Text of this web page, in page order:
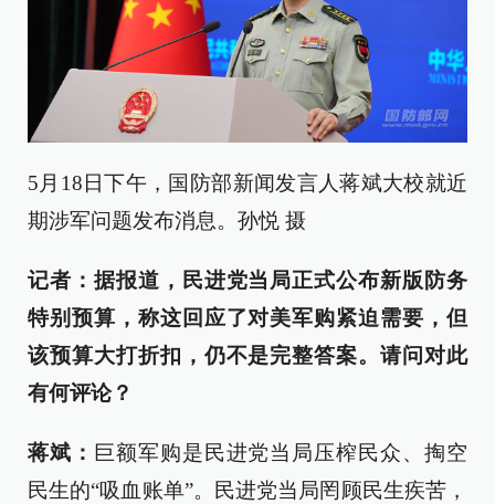
5月18日下午，国防部新闻发言人蒋斌大校就近
期涉军问题发布消息。孙悦 摄
记者：据报道，民进党当局正式公布新版防务
特别预算，称这回应了对美军购紧迫需要，但
该预算大打折扣，仍不是完整答案。请问对此
有何评论？
蒋斌： 巨额军购是民进党当局压榨民众、掏空
民生的“吸血账单”。民进党当局罔顾民生疾苦，